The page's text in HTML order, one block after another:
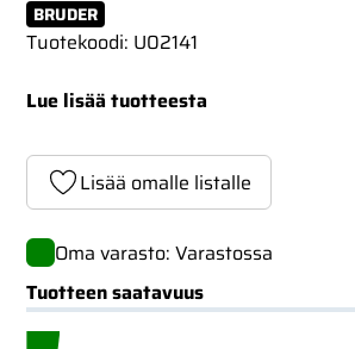
BRUDER
Tuotekoodi: U02141
Lue lisää tuotteesta
Lisää omalle listalle
Oma varasto: Varastossa
Tuotteen saatavuus